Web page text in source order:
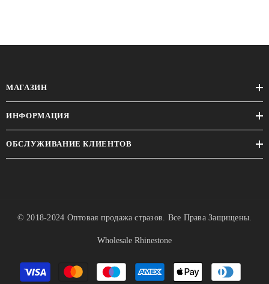
МАГАЗИН
ИНФОРМАЦИЯ
ОБСЛУЖИВАНИЕ КЛИЕНТОВ
© 2018-2024 Оптовая продажа стразов. Все Права Защищены.
Wholesale Rhinestone
Методы
оплаты